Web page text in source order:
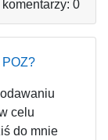
komentarzy: 0
POZ?
celu
do mnie